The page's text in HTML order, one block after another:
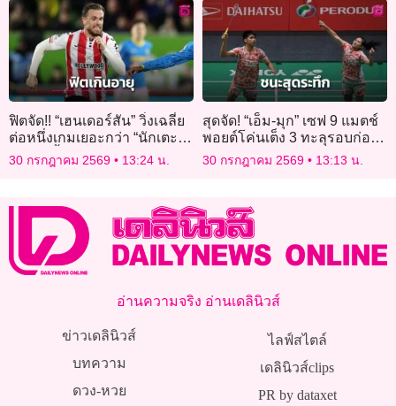
ฟิตจัด!! “เฮนเดอร์สัน” วิ่งเฉลี่ย
ต่อหนึ่งเกมเยอะกว่า “นักเตะ
เชลซี” ทั้งทีม แม้อายุ 36 ปี
30 กรกฎาคม 2569 13:24 น.
สุดจัด! “เอ็ม-มุก” เซฟ 9 แมตช์
พอยต์โค่นเต็ง 3 ทะลุรอบก่อ
นรองฯ ไทเป โอเพ่น
30 กรกฎาคม 2569 13:13 น.
อ่านความจริง อ่านเดลินิวส์
ข่าวเดลินิวส์
บทความ
ดวง-หวย
ไลฟ์สไตล์
เดลินิวส์clips
PR by dataxet